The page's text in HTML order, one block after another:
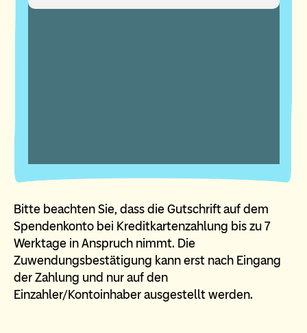
Bitte beachten Sie, dass die Gutschrift auf dem
Spendenkonto bei Kreditkartenzahlung bis zu 7
Werktage in Anspruch nimmt. Die
Zuwendungsbestätigung kann erst nach Eingang
der Zahlung und nur auf den
Einzahler/Kontoinhaber ausgestellt werden.